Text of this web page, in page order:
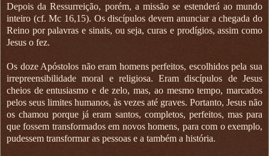
Depois da Ressurreição, porém, a missão se estenderá ao mundo
inteiro (cf. Mc 16,15). Os discípulos devem anunciar a chegada do
Reino por palavras e sinais, ou seja, curas e prodígios, assim como
Jesus o fez.
Os doze Apóstolos não eram homens perfeitos, escolhidos pela sua
irrepreensibilidade moral e religiosa. Eram discípulos de Jesus
cheios de entusiasmo e de zelo, mas, ao mesmo tempo, marcados
pelos seus limites humanos, às vezes até graves. Portanto, Jesus não
os chamou porque já eram santos, completos, perfeitos, mas para
que fossem transformados em novos homens, para com o exemplo,
pudessem transformar as pessoas e a também a história.